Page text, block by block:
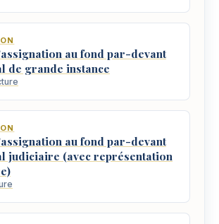
au fond par-devant
de grande instance
au fond par-devant
judiciaire (avec représentation